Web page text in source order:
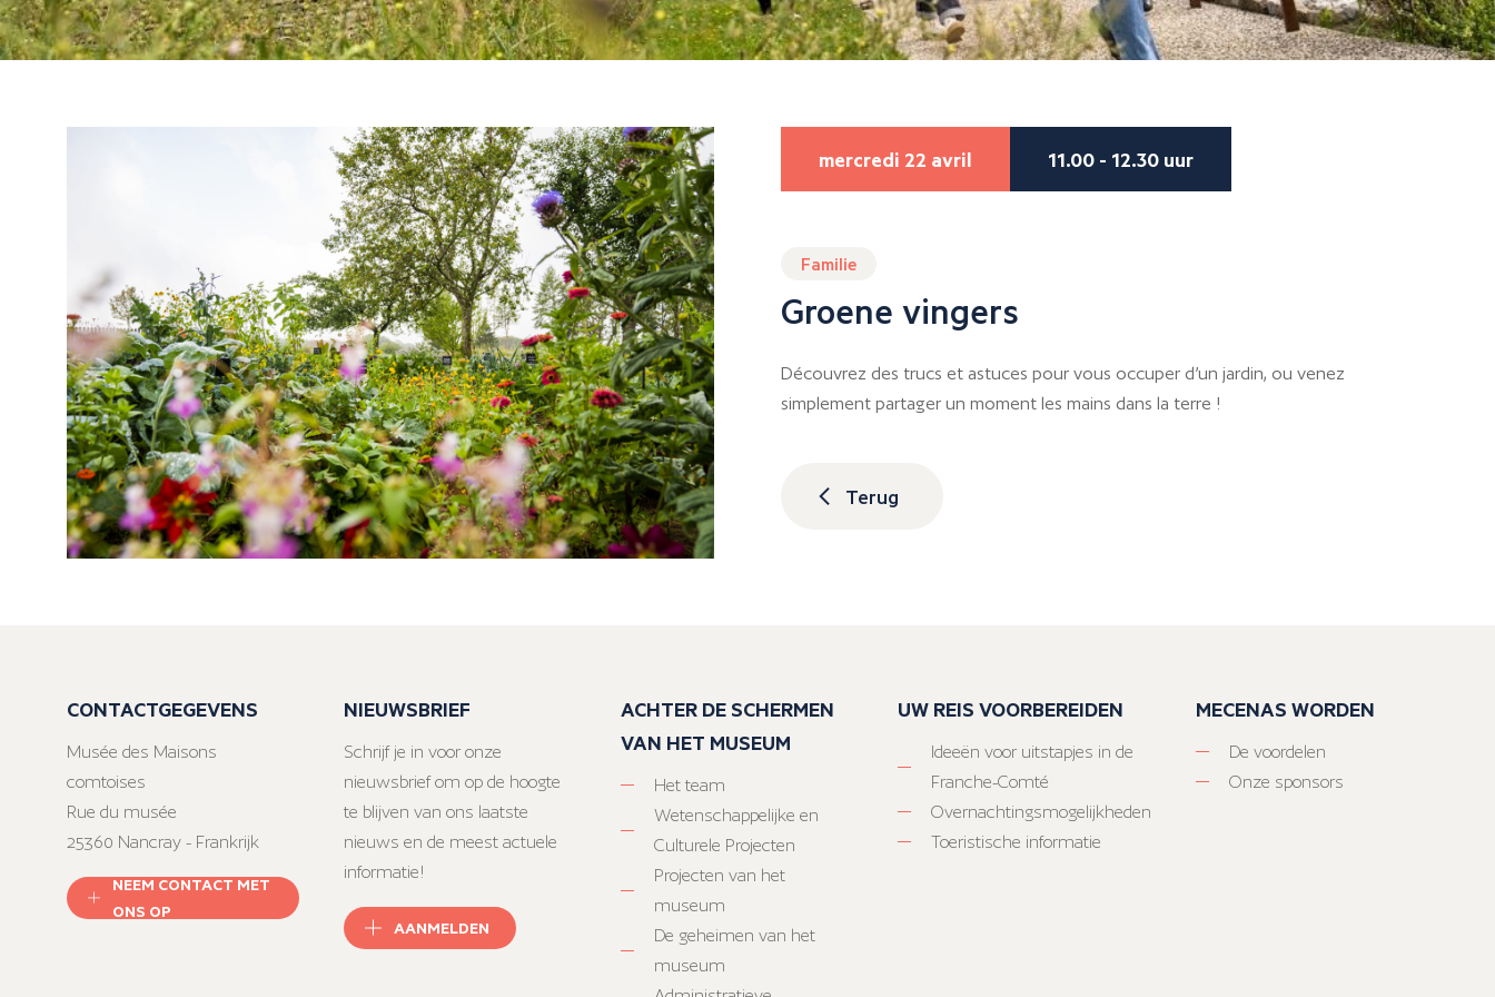
mercredi 22 avril 11.00 - 12.30 uur
Familie
Groene vingers
Découvrez des trucs et astuces pour vous occuper d’un jardin, ou venez
simplement partager un moment les mains dans la terre !
Terug
CONTACTGEGEVENS
Musée des Maisons
comtoises
Rue du musée
25360 Nancray - Frankrijk
NEEM CONTACT MET
ONS OP
NIEUWSBRIEF
Schrijf je in voor onze
nieuwsbrief om op de hoogte
te blijven van ons laatste
nieuws en de meest actuele
informatie!
AANMELDEN
ACHTER DE SCHERMEN
VAN HET MUSEUM
Het team
Wetenschappelijke en
Culturele Projecten
Projecten van het
museum
De geheimen van het
museum
UW REIS VOORBEREIDEN
Ideeën voor uitstapjes in de
Franche-Comté
Overnachtingsmogelijkheden
Toeristische informatie
MECENAS WORDEN
De voordelen
Onze sponsors